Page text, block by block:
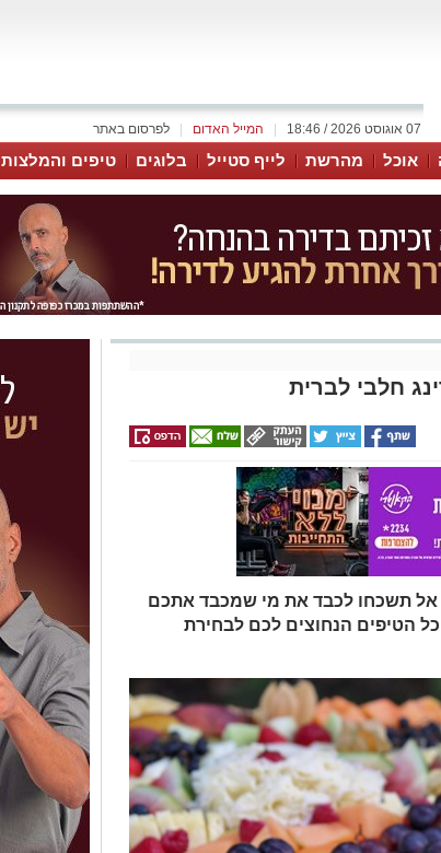
לפרסום באתר המייל האדום 07 אוגוסט 2026 / 18:46
אוכל מהרשת לייף סטייל בלוגים טיפים והמלצות
חלבי לברית
אל תשכחו לכבד את מי שמכבד אתכם
הטיפים הנחוצים לכם לבחירת